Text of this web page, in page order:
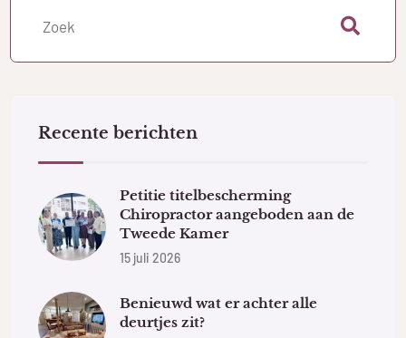
Recente berichten
Petitie titelbescherming
Chiropractor aangeboden aan de
Tweede Kamer
15 juli 2026
Benieuwd wat er achter alle
deurtjes zit?